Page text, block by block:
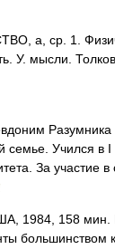
а, ср. 1.
У. мысли.
Разумника
семье. Учился в
За участие
1984, 158 мин.
большинством